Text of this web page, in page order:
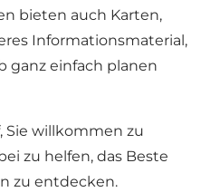
bieten auch Karten,
Informationsmaterial,
ganz einfach planen
Sie willkommen zu
zu helfen, das Beste
zu entdecken.